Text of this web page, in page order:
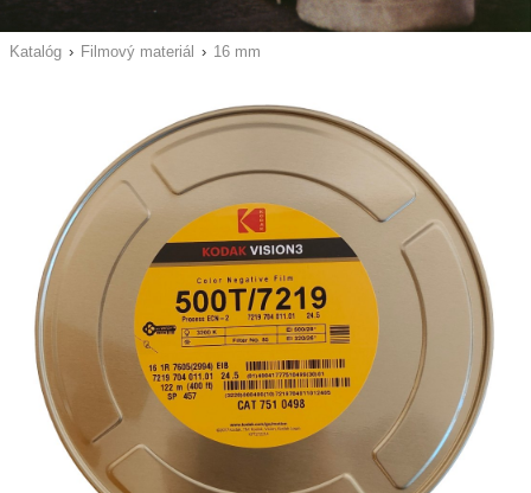
Katalóg › Filmový materiál › 16 mm